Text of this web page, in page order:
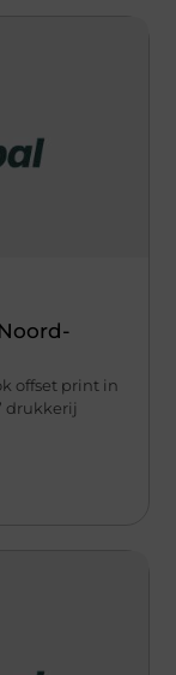
offset print in
drukkerij